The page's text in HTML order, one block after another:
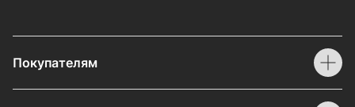
Покупателям